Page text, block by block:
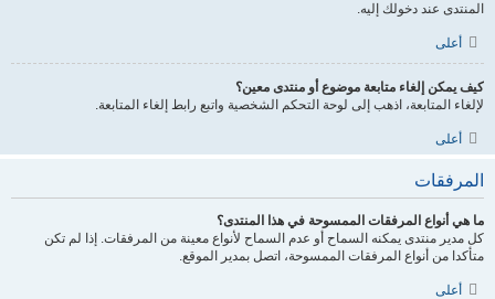
المنتدى عند دخولك إليه.
أعلى
كيف يمكن إلغاء متابعة موضوع أو منتدى معين؟
لإلغاء المتابعة، اذهب إلى لوحة التحكم الشخصية واتبع رابط إلغاء المتابعة.
أعلى
المرفقات
ما هي أنواع المرفقات الممسوحة في هذا المنتدى؟
كل مدير منتدى يمكنه السماح أو عدم السماح لأنواع معينة من المرفقات. إذا لم تكن
متأكدا من أنواع المرفقات الممسوحة، اتصل بمدير الموقع.
أعلى